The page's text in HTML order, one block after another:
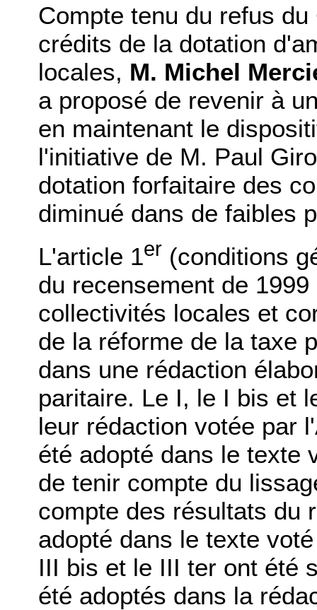
Compte tenu du refus
crédits de la dotation
locales, M. Michel
a proposé de revenir à
en maintenant le
l'initiative de M. Paul
dotation forfaitaire des
diminué dans de faibles
L'article 1er (conditions
du recensement de
collectivités locales et
de la réforme de la taxe
dans une rédaction
paritaire. Le I, le I bis et
leur rédaction votée par
été adopté dans le texte
de tenir compte du
compte des résultats du
adopté dans le texte
III bis et le III ter ont été
été adoptés dans la